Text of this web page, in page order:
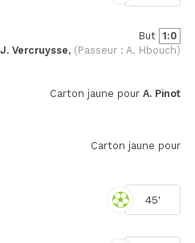
But 1:0
J. Vercruysse, (Passeur : A. Hbouch)
Carton jaune pour A. Pinot
Carton jaune pour
45'